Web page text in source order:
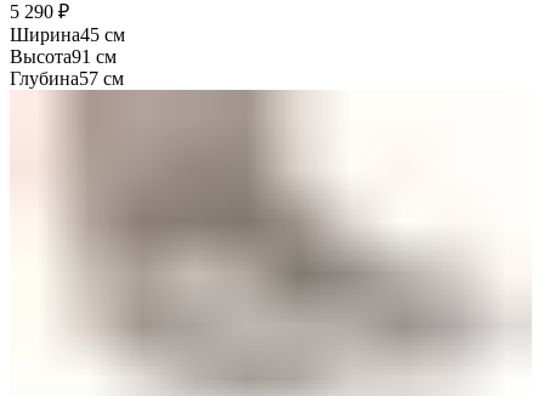
₽
Ширина45 см
Высота91 см
Глубина57 см